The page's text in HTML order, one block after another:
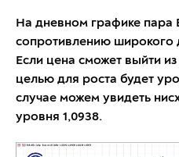
На дневном графике пара
сопротивлению широкого
Если цена сможет выйти
целью для роста будет
случае можем увидеть
уровня 1,0938.